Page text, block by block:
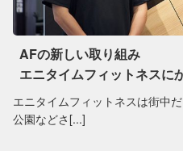
AFの新しい取り組み
エニタイムフィットネスに
エニタイムフィットネスは街中
公園などさ[...]